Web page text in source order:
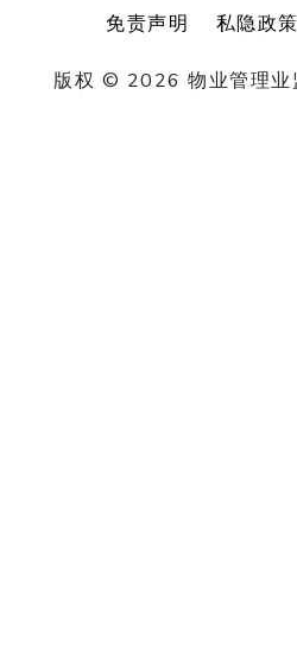
免责声明 私隐政策
版权 © 2026 物业管理业